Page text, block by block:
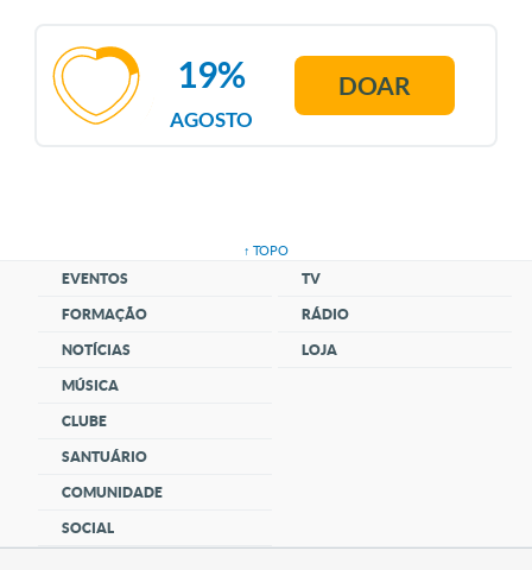
AGOSTO
19% DOAR
↑ TOPO
EVENTOS
FORMAÇÃO
NOTÍCIAS
MÚSICA
CLUBE
SANTUÁRIO
COMUNIDADE
SOCIAL
TV
RÁDIO
LOJA